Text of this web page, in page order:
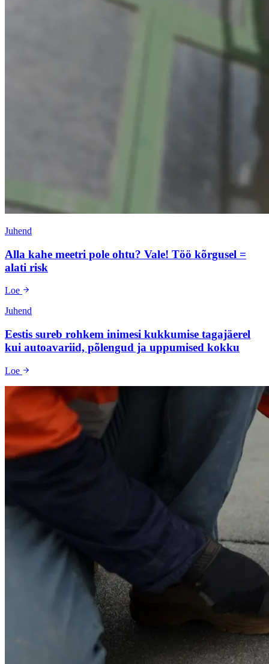
Juhend
Alla kahe meetri pole ohtu? Vale! Töö kõrgusel =
alati risk
Loe
Juhend
Eestis sureb rohkem inimesi kukkumise tagajäerel
kui autoavariid, põlengud ja uppumised kokku
Loe